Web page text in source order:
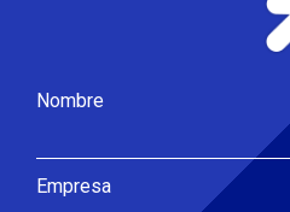
Nombre
Empresa